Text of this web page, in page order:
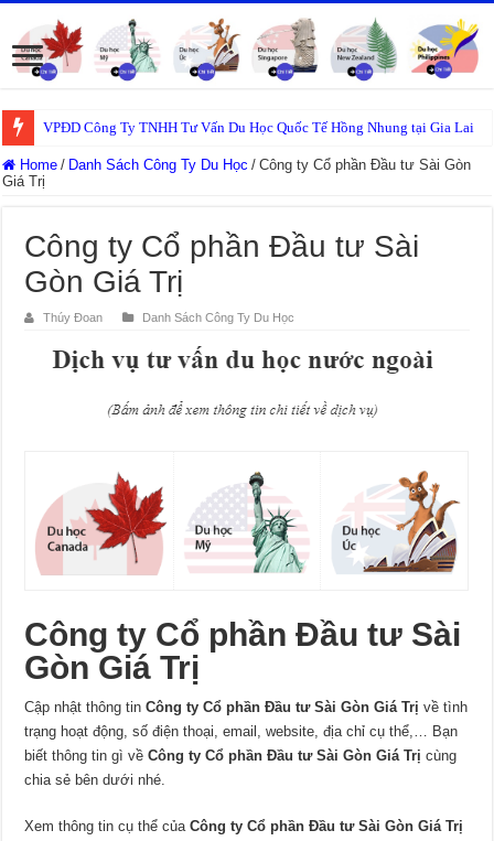
VPĐD Công Ty TNHH Tư Vấn Du Học Quốc Tế Hồng Nhung tại Gia Lai
Home / Danh Sách Công Ty Du Học / Công ty Cổ phần Đầu tư Sài Gòn
Giá Trị
Công ty Cổ phần Đầu tư Sài
Gòn Giá Trị
Thúy Đoan Danh Sách Công Ty Du Học
Công ty Cổ phần Đầu tư Sài
Gòn Giá Trị
Cập nhật thông tinCông ty Cổ phần Đầu tư Sài Gòn Giá Trị về tình
trạng hoạt động, số điện thoại, email, website, địa chỉ cụ thể,… Bạn
biết thông tin gì vềCông ty Cổ phần Đầu tư Sài Gòn Giá Trị cùng
chia sẻ bên dưới nhé.
Xem thông tin cụ thể củaCông ty Cổ phần Đầu tư Sài Gòn Giá Trị